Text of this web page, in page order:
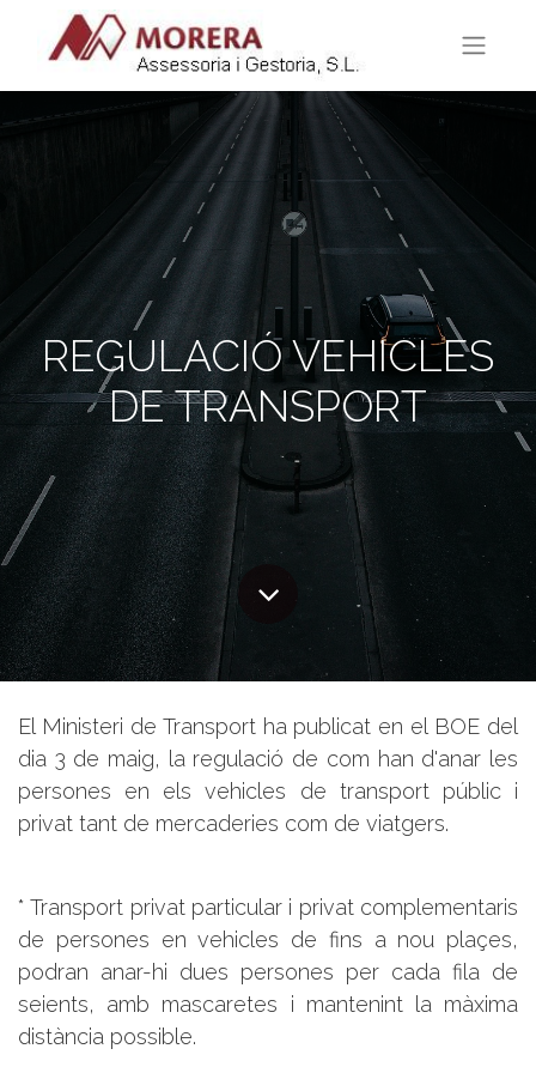
REGULACIÓ VEHICLES
DE TRANSPORT
El Ministeri de Transport ha publicat en el BOE del
dia 3 de maig, la regulació de com han d'anar les
persones en els vehicles de transport públic i
privat tant de mercaderies com de viatgers.
* Transport privat particular i privat complementaris
de persones en vehicles de fins a nou plaçes,
podran anar-hi dues persones per cada fila de
seients, amb mascaretes i mantenint la màxima
distància possible.